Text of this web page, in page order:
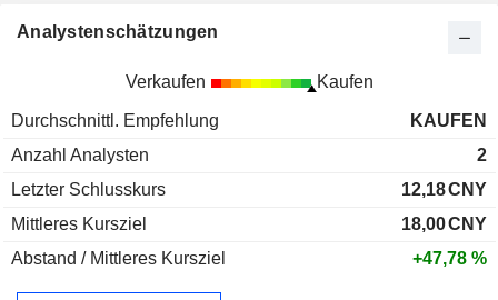
Analystenschätzungen
Verkaufen Kaufen
Durchschnittl. Empfehlung
KAUFEN
Anzahl Analysten
2
Letzter Schlusskurs
12,18CNY
Mittleres Kursziel
18,00CNY
Abstand / Mittleres Kursziel
+47,78 %